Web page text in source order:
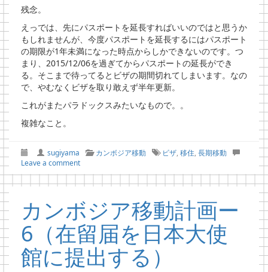
残念。
えっでは、先にパスポートを延長すればいいのではと思うか
もしれませんが、今度パスポートを延長するにはパスポート
の期限が1年未満になった時点からしかできないのです。つ
まり、2015/12/06を過ぎてからパスポートの延長ができ
る。そこまで待ってるとビザの期間切れてしまいます。なの
で、やむなくビザを取り敢えず半年更新。
これがまたパラドックスみたいなもので。。
複雑なこと。
sugiyama カンボジア移動 ビザ, 移住, 長期移動
Leave a comment
カンボジア移動計画ー
6（在留届を日本大使
館に提出する）